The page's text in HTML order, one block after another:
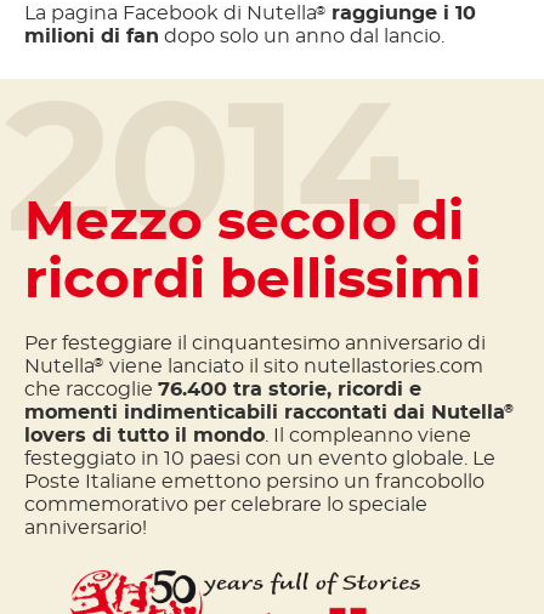
La pagina Facebook di Nutella® raggiunge i 10
milioni di fan dopo solo un anno dal lancio.
2014
Mezzo secolo di
ricordi bellissimi
Per festeggiare il cinquantesimo anniversario di
Nutella® viene lanciato il sito nutellastories.com
che raccoglie 76.400 tra storie, ricordi e
momenti indimenticabili raccontati dai Nutella®
lovers di tutto il mondo . Il compleanno viene
festeggiato in 10 paesi con un evento globale. Le
Poste Italiane emettono persino un francobollo
commemorativo per celebrare lo speciale
anniversario!